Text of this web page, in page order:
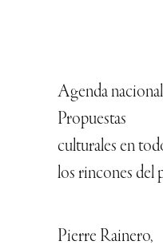
Agenda
Propuestas
culturales en
los rincones del
Pierre Rainero,